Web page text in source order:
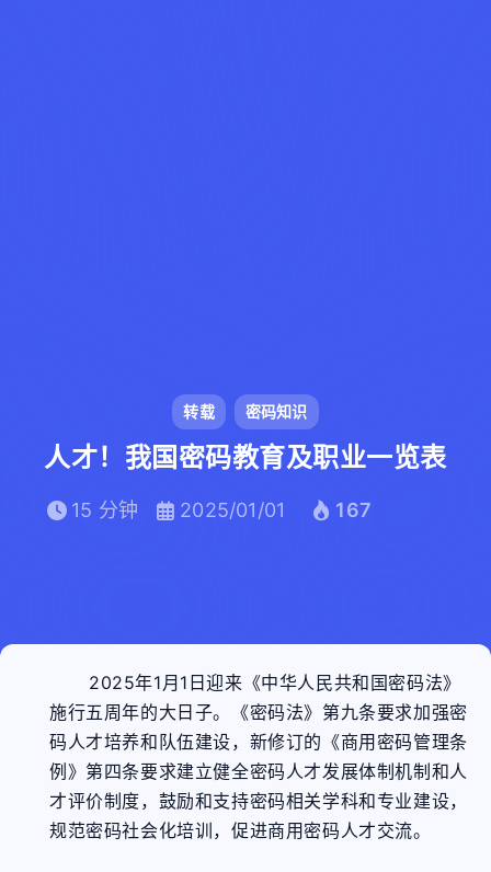
转载 密码知识
人才！我国密码教育及职业一览表
15 分钟 2025/01/01 167
2025年1月1日迎来《中华人民共和国密码法》
施行五周年的大日子。《密码法》第九条要求加强密
码人才培养和队伍建设，新修订的《商用密码管理条
例》第四条要求建立健全密码人才发展体制机制和人
才评价制度，鼓励和支持密码相关学科和专业建设，
规范密码社会化培训，促进商用密码人才交流。